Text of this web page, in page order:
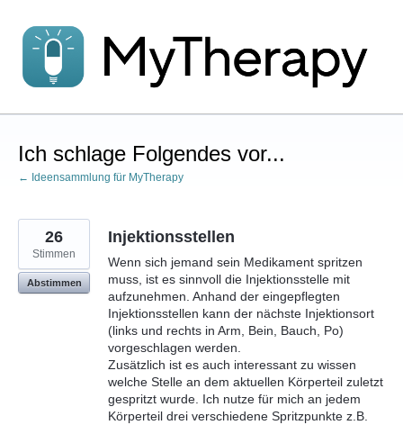
Inhalt
springen
Ich schlage Folgendes vor...
← Ideensammlung für MyTherapy
Injektionsstellen
Wenn sich jemand sein Medikament spritzen
muss, ist es sinnvoll die Injektionsstelle mit
aufzunehmen. Anhand der eingepflegten
Injektionsstellen kann der nächste Injektionsort
(links und rechts in Arm, Bein, Bauch, Po)
vorgeschlagen werden.
Zusätzlich ist es auch interessant zu wissen
welche Stelle an dem aktuellen Körperteil zuletzt
gespritzt wurde. Ich nutze für mich an jedem
Körperteil drei verschiedene Spritzpunkte z.B.
26
Stimmen
Abstimmen